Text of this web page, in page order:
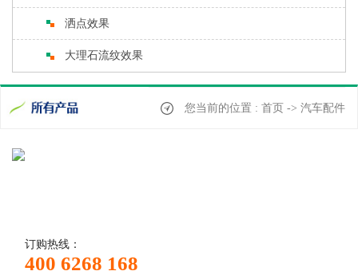
洒点效果
大理石流纹效果
您当前的位置 : 首页 -> 汽车配件
订购热线：
400 6268 168